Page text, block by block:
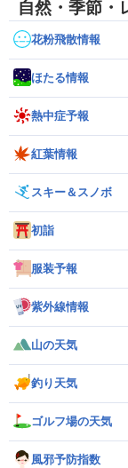
自然・季節・
花粉飛散情報
ほたる情報
熱中症予報
紅葉情報
スキー＆スノボ
初詣
服装予報
紫外線情報
山の天気
釣り天気
ゴルフ場の天気
風邪予防指数